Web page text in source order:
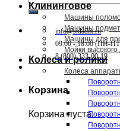
info@skladix.ru
09:00 - 18:00 (ПН-
8 (800) 333-00-19
Корзина
Корзина пуста.
Клининговое
Машины
Машины
Машины для
Мойки
Колеса и ролики
Колеса